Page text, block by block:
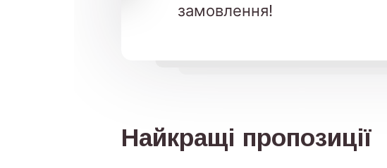
замовлення!
Найкращі пропозиції